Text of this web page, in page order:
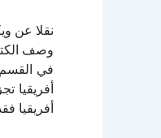
نقلا عن
وصف
في القسم
أفريقيا
أفريقيا